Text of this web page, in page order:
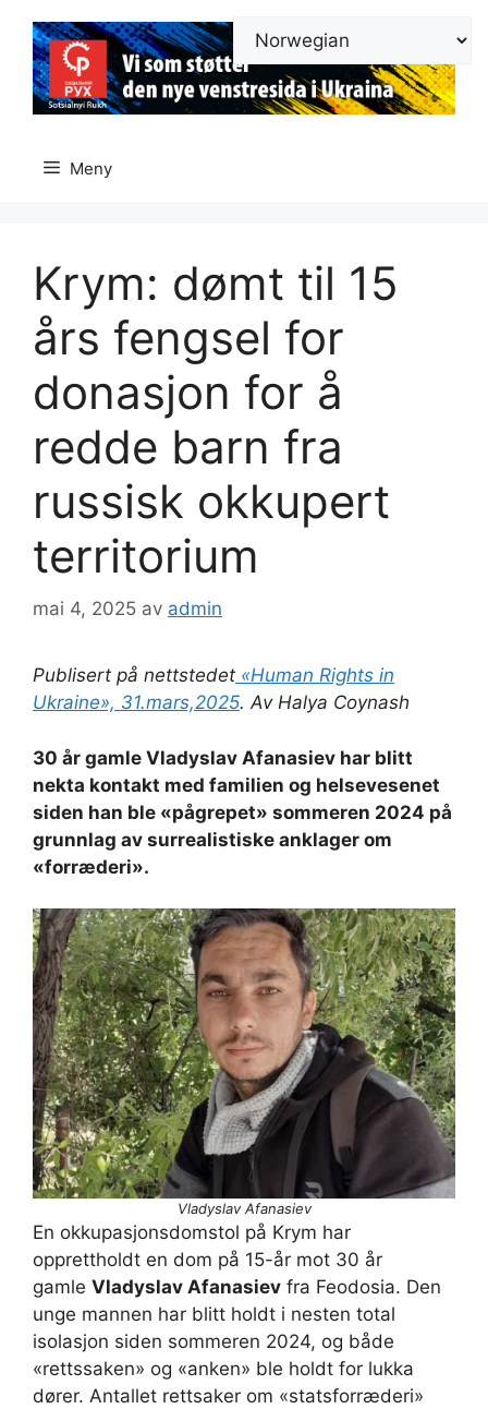
innhold
Meny
Krym: dømt til 15
års fengsel for
donasjon for å
redde barn fra
russisk okkupert
territorium
mai 4, 2025 av admin
Publisert på nettstedet «Human Rights in
Ukraine», 31.mars,2025. Av Halya Coynash
30 år gamle Vladyslav Afanasiev har blitt
nekta kontakt med familien og helsevesenet
siden han ble «pågrepet» sommeren 2024 på
grunnlag av surrealistiske anklager om
«forræderi».
Vladyslav Afanasiev
En okkupasjonsdomstol på Krym har
opprettholdt en dom på 15-år mot 30 år
gamle Vladyslav Afanasiev fra Feodosia. Den
unge mannen har blitt holdt i nesten total
isolasjon siden sommeren 2024, og både
«rettssaken» og «anken» ble holdt for lukka
dører. Antallet rettsaker om «statsforræderi»